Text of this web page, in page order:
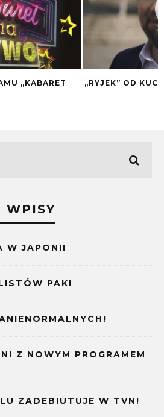
„KABARET
„RYJEK” OD
WPISY
W JAPONII
PAKI
Z NOWYM PROGRAMEM
ZADEBIUTUJE W TVN!